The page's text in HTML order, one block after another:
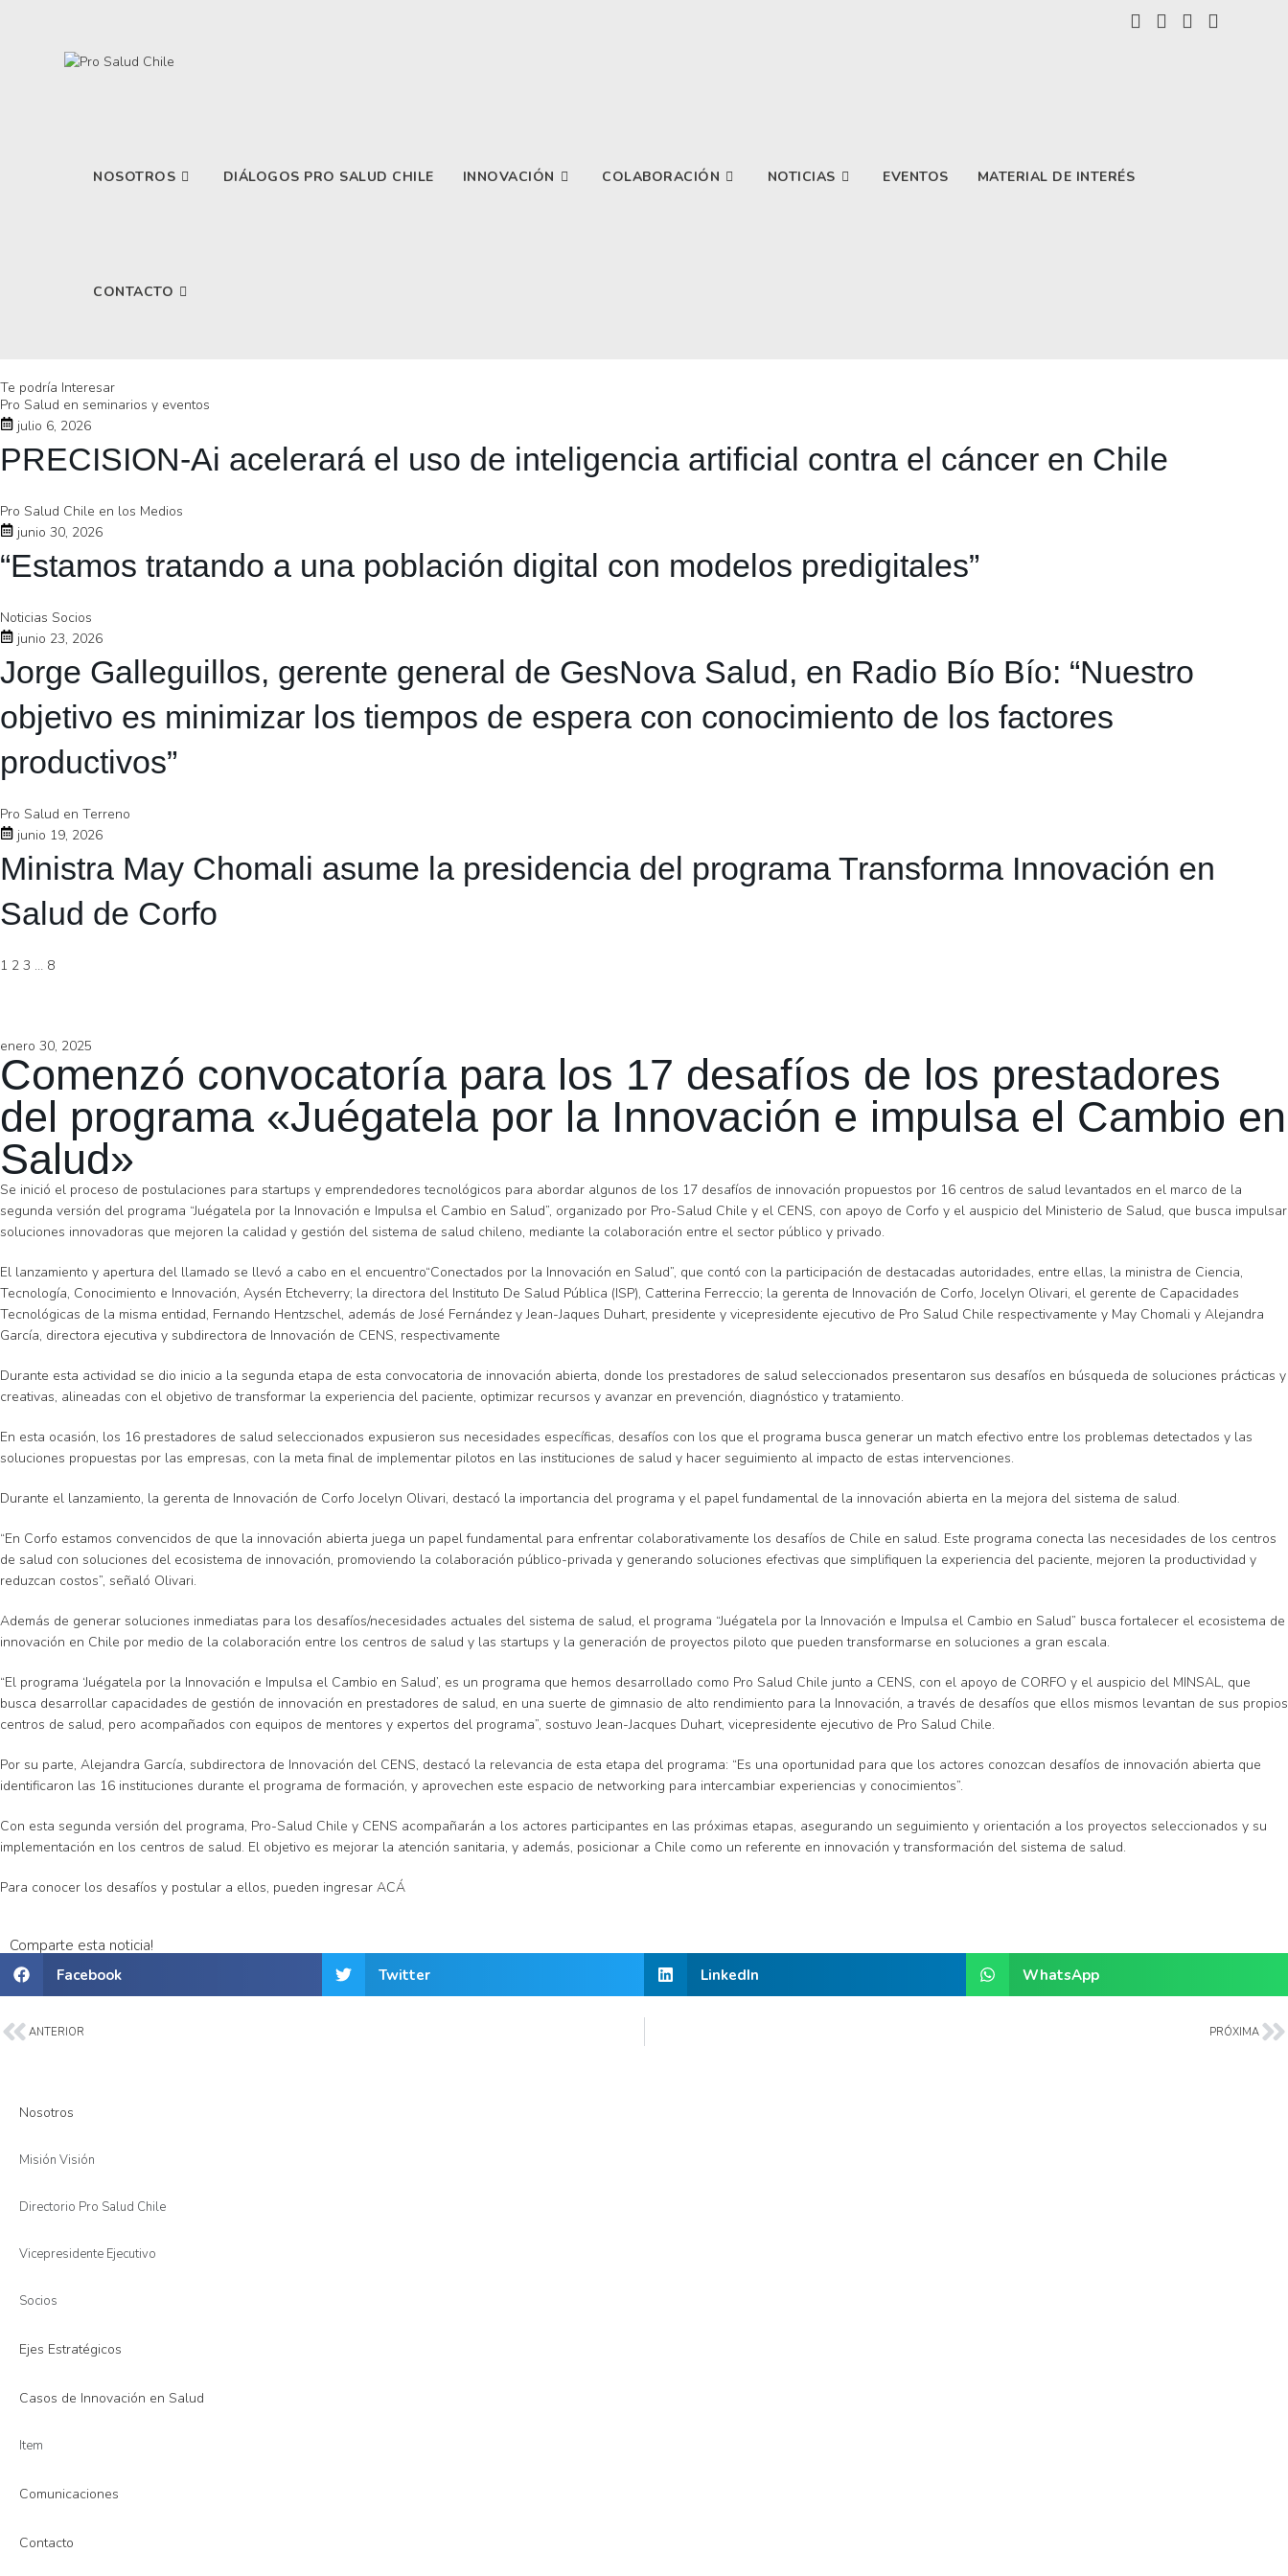
NOSOTROS DIÁLOGOS PRO SALUD CHILE INNOVACIÓN COLABORACIÓN NOTICIAS EVENTOS MATERIAL DE INTERÉS
CONTACTO
Te podría Interesar
Pro Salud en seminarios y eventos
julio 6, 2026
PRECISION-Ai acelerará el uso de inteligencia artificial contra el cáncer en Chile
Pro Salud Chile en los Medios
junio 30, 2026
“Estamos tratando a una población digital con modelos predigitales”
Noticias Socios
junio 23, 2026
Jorge Galleguillos, gerente general de GesNova Salud, en Radio Bío Bío: “Nuestro
objetivo es minimizar los tiempos de espera con conocimiento de los factores
productivos”
Pro Salud en Terreno
junio 19, 2026
Ministra May Chomali asume la presidencia del programa Transforma Innovación en
Salud de Corfo
1 2 3 … 8
enero 30, 2025
Comenzó convocatoría para los 17 desafíos de los prestadores
del programa «Juégatela por la Innovación e impulsa el Cambio en
Salud»
Se inició el proceso de postulaciones para startups y emprendedores tecnológicos para abordar algunos de los 17 desafíos de innovación propuestos por 16 centros de salud levantados en el marco de la
segunda versión del programa “Juégatela por la Innovación e Impulsa el Cambio en Salud”, organizado por Pro-Salud Chile y el CENS, con apoyo de Corfo y el auspicio del Ministerio de Salud, que busca impulsar
soluciones innovadoras que mejoren la calidad y gestión del sistema de salud chileno, mediante la colaboración entre el sector público y privado.
El lanzamiento y apertura del llamado se llevó a cabo en el encuentro“Conectados por la Innovación en Salud”, que contó con la participación de destacadas autoridades, entre ellas, la ministra de Ciencia,
Tecnología, Conocimiento e Innovación, Aysén Etcheverry; la directora del Instituto De Salud Pública (ISP), Catterina Ferreccio; la gerenta de Innovación de Corfo, Jocelyn Olivari, el gerente de Capacidades
Tecnológicas de la misma entidad, Fernando Hentzschel, además de José Fernández y Jean-Jaques Duhart, presidente y vicepresidente ejecutivo de Pro Salud Chile respectivamente y May Chomali y Alejandra
García, directora ejecutiva y subdirectora de Innovación de CENS, respectivamente
Durante esta actividad se dio inicio a la segunda etapa de esta convocatoria de innovación abierta, donde los prestadores de salud seleccionados presentaron sus desafíos en búsqueda de soluciones prácticas y
creativas, alineadas con el objetivo de transformar la experiencia del paciente, optimizar recursos y avanzar en prevención, diagnóstico y tratamiento.
En esta ocasión, los 16 prestadores de salud seleccionados expusieron sus necesidades específicas, desafíos con los que el programa busca generar un match efectivo entre los problemas detectados y las
soluciones propuestas por las empresas, con la meta final de implementar pilotos en las instituciones de salud y hacer seguimiento al impacto de estas intervenciones.
Durante el lanzamiento, la gerenta de Innovación de Corfo Jocelyn Olivari, destacó la importancia del programa y el papel fundamental de la innovación abierta en la mejora del sistema de salud.
“En Corfo estamos convencidos de que la innovación abierta juega un papel fundamental para enfrentar colaborativamente los desafíos de Chile en salud. Este programa conecta las necesidades de los centros
de salud con soluciones del ecosistema de innovación, promoviendo la colaboración público-privada y generando soluciones efectivas que simplifiquen la experiencia del paciente, mejoren la productividad y
reduzcan costos”, señaló Olivari.
Además de generar soluciones inmediatas para los desafíos/necesidades actuales del sistema de salud, el programa “Juégatela por la Innovación e Impulsa el Cambio en Salud” busca fortalecer el ecosistema de
innovación en Chile por medio de la colaboración entre los centros de salud y las startups y la generación de proyectos piloto que pueden transformarse en soluciones a gran escala.
“El programa ‘Juégatela por la Innovación e Impulsa el Cambio en Salud’, es un programa que hemos desarrollado como Pro Salud Chile junto a CENS, con el apoyo de CORFO y el auspicio del MINSAL, que
busca desarrollar capacidades de gestión de innovación en prestadores de salud, en una suerte de gimnasio de alto rendimiento para la Innovación, a través de desafíos que ellos mismos levantan de sus propios
centros de salud, pero acompañados con equipos de mentores y expertos del programa”, sostuvo Jean-Jacques Duhart, vicepresidente ejecutivo de Pro Salud Chile.
Por su parte, Alejandra García, subdirectora de Innovación del CENS, destacó la relevancia de esta etapa del programa: “Es una oportunidad para que los actores conozcan desafíos de innovación abierta que
identificaron las 16 instituciones durante el programa de formación, y aprovechen este espacio de networking para intercambiar experiencias y conocimientos”.
Con esta segunda versión del programa, Pro-Salud Chile y CENS acompañarán a los actores participantes en las próximas etapas, asegurando un seguimiento y orientación a los proyectos seleccionados y su
implementación en los centros de salud. El objetivo es mejorar la atención sanitaria, y además, posicionar a Chile como un referente en innovación y transformación del sistema de salud.
Para conocer los desafíos y postular a ellos, pueden ingresar ACÁ
Comparte esta noticia!
Facebook
Twitter LinkedIn WhatsApp
ANTERIOR PRÓXIMA
Nosotros
Misión Visión
Directorio Pro Salud Chile
Vicepresidente Ejecutivo
Socios
Ejes Estratégicos
Casos de Innovación en Salud
Item
Comunicaciones
Contacto